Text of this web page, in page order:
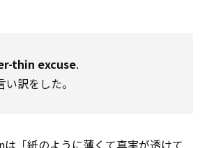
thin excuse.
訳をした。
「紙のように薄くて真実が透けて